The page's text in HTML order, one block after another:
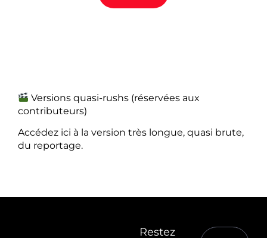
Versions quasi-rushs (réservées aux
contributeurs)
Accédez ici à la version très longue, quasi brute,
du reportage.
Restez